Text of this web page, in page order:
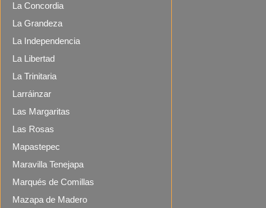
La Concordia
La Grandeza
La Independencia
La Libertad
La Trinitaria
Larráinzar
Las Margaritas
Las Rosas
Mapastepec
Maravilla Tenejapa
Marqués de Comillas
Mazapa de Madero